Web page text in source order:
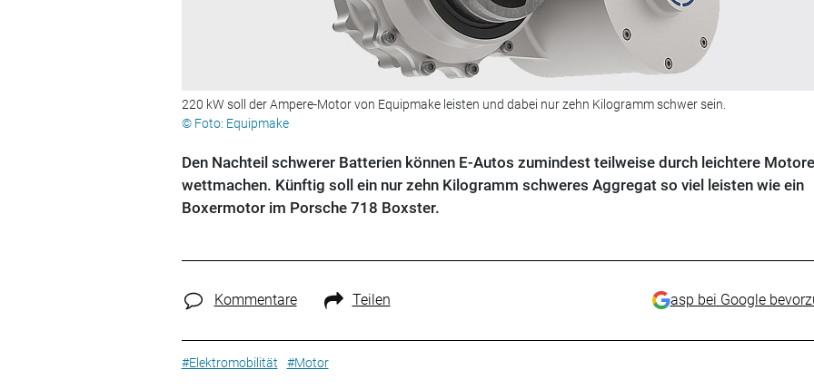
220 kW soll der Ampere-Motor von Equipmake leisten und dabei nur zehn Kilogramm schwer sein.
© Foto: Equipmake
Den Nachteil schwerer Batterien können E-Autos zumindest teilweise durch leichtere
wettmachen. Künftig soll ein nur zehn Kilogramm schweres Aggregat so viel leisten wie ein
Boxermotor im Porsche 718 Boxster.
Kommentare Teilen asp bei Google
#Elektromobilität #Motor